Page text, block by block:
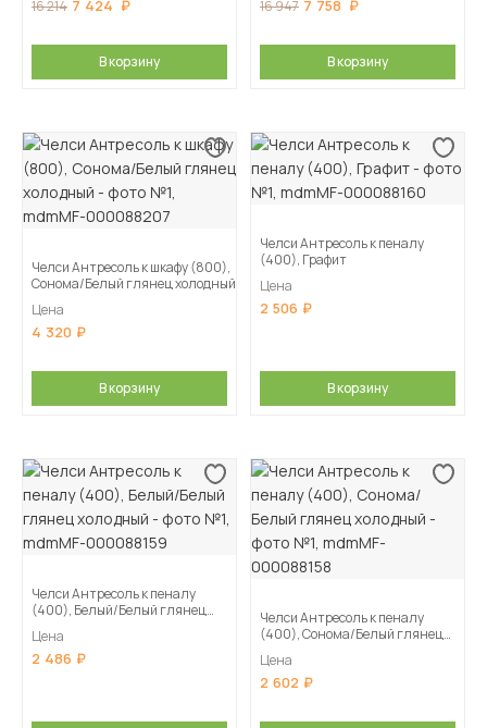
16 214 7 424
В корзину
16 947 7 758
В корзину
Челси Антресоль к шкафу (800),
Сонома/Белый глянец холодный
Цена
4 320
В корзину
Челси Антресоль к пеналу
(400), Графит
Цена
2 506
В корзину
Челси Антресоль к пеналу
(400), Белый/Белый глянец
Цена
2 486
Челси Антресоль к пеналу
(400), Сонома/Белый глянец
Цена
2 602